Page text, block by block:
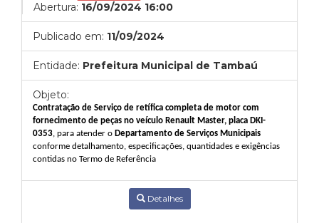
Abertura: 16/09/2024 16:00
Publicado em: 11/09/2024
Entidade: Prefeitura Municipal de Tambaú
Objeto:
Contratação de Serviço de retífica completa de motor com
fornecimento de peças no veículo Renault Master, placa DKI-
0353, para atender o Departamento de Serviços Municipais
conforme detalhamento, especificações, quantidades e exigências
contidas no Termo de Referência
Detalhes